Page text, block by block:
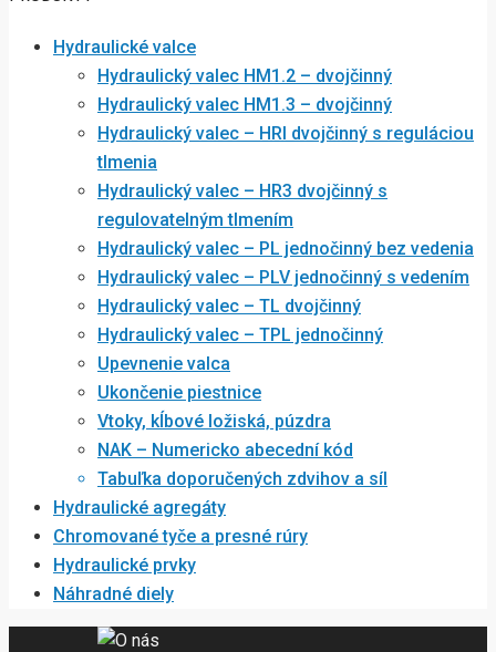
Hydraulické valce
Hydraulický valec HM1.2 – dvojčinný
Hydraulický valec HM1.3 – dvojčinný
Hydraulický valec – HRI dvojčinný s reguláciou
tlmenia
Hydraulický valec – HR3 dvojčinný s
regulovatelným tlmením
Hydraulický valec – PL jednočinný bez vedenia
Hydraulický valec – PLV jednočinný s vedením
Hydraulický valec – TL dvojčinný
Hydraulický valec – TPL jednočinný
Upevnenie valca
Ukončenie piestnice
Vtoky, kĺbové ložiská, púzdra
NAK – Numericko abecední kód
Tabuľka doporučených zdvihov a síl
Hydraulické agregáty
Chromované tyče a presné rúry
Hydraulické prvky
Náhradné diely